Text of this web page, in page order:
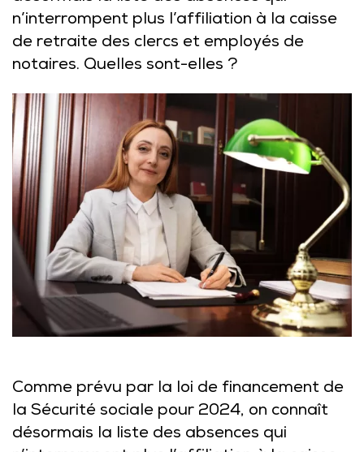
n’interrompent plus l’affiliation à la caisse
de retraite des clercs et employés de
notaires. Quelles sont-elles ?
Comme prévu par la loi de financement de
la Sécurité sociale pour 2024, on connaît
désormais la liste des absences qui